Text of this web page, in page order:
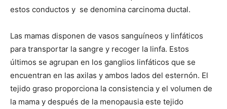
estos conductos y se denomina carcinoma ductal.
Las mamas disponen de vasos sanguíneos y linfáticos
para transportar la sangre y recoger la linfa. Estos
últimos se agrupan en los ganglios linfáticos que se
encuentran en las axilas y ambos lados del esternón. El
tejido graso proporciona la consistencia y el volumen de
la mama y después de la menopausia este tejido